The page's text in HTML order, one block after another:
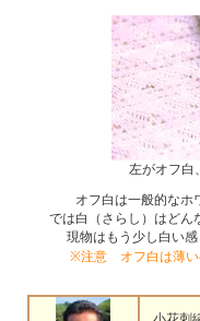
左がオフ白
オフ白は一般的なホ
では白（さらし）はどん
現物はもう少し白い
※注意 オフ白は薄い